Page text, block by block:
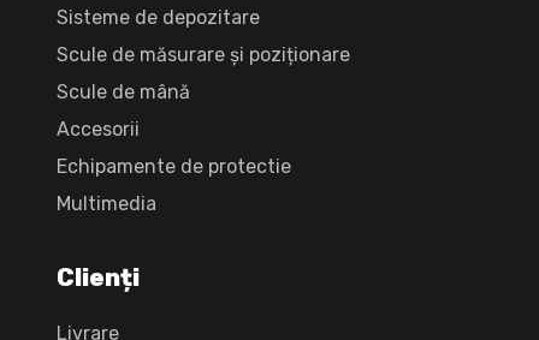
Sisteme de depozitare
Scule de măsurare și poziționare
Scule de mână
Accesorii
Echipamente de protectie
Multimedia
Clienți
Livrare